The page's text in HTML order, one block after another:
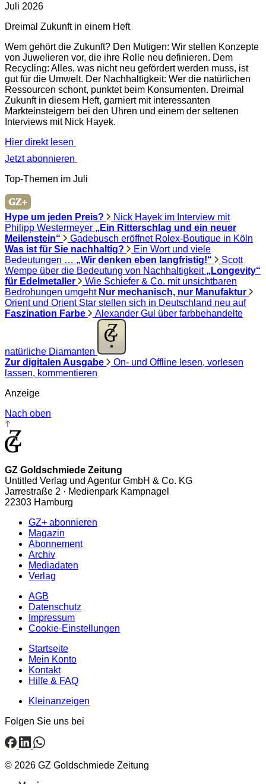
Juli 2026
Dreimal Zukunft in einem Heft
Wem gehört die Zukunft? Den Mutigen: Wir stellen Konzepte
von Juwelieren vor, die ihre Rolle neu definieren. Dem
Recycling: Alles, was nicht neu gefördert werden muss, ist
gut für die Umwelt. Der Nachhaltigkeit: Wer die natürlichen
Ressourcen schont, punktet beim Konsumenten. Dreimal
Zukunft in diesem Heft, garniert mit interessanten
Markteinsteigern bei den Uhren und einem der seltenen
Interviews mit Nick Hayek.
Hier direkt lesen
Jetzt abonnieren
Top-Themen im Juli
Hype um jeden Preis?
Nick Hayek im Interview mit
Philipp Westermeyer „Ein Ritterschlag und ein neuer
Meilenstein“
Gadebusch eröffnet Rolex-Boutique in Köln
Was ist für Sie nachhaltig?
Ein Wort und viele
Bedeutungen … „Wir denken eben langfristig!“
Scott
Wempe über die Bedeutung von Nachhaltigkeit „Longevity“
für Edelmetaller
Wie Schiefer & Co. mit unsichtbaren
Bedrohungen umgeht Nur mechanisch, nur Manufaktur
Orient und Orient Star stellen sich in Deutschland neu auf
Faszination Farbe
Alexander Gul über farbbehandelte
natürliche Diamanten
Zur digitalen Ausgabe
On- und Offline lesen, vorlesen
lassen, kommentieren
Anzeige
Nach oben
GZ Goldschmiede Zeitung
Untitled Verlag und Agentur GmbH & Co. KG
Jarrestraße 2 · Medienpark Kampnagel
22303 Hamburg
GZ+ abonnieren
Magazin
Abonnement
Archiv
Mediadaten
Verlag
AGB
Datenschutz
Impressum
Cookie-Einstellungen
Startseite
Mein Konto
Kontakt
Hilfe & FAQ
Kleinanzeigen
Folgen Sie uns bei
© 2026 GZ Goldschmiede Zeitung